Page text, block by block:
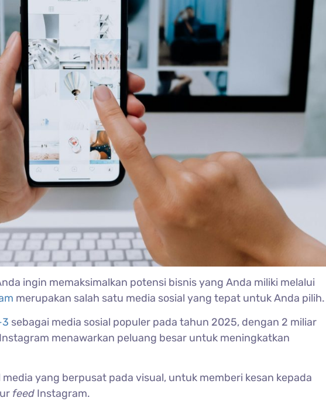
ingin memaksimalkan potensi bisnis yang Anda miliki melalui
merupakan salah satu media sosial yang tepat untuk Anda pilih.
sebagai media sosial populer pada tahun 2025, dengan 2 miliar
menawarkan peluang besar untuk meningkatkan
yang berpusat pada visual, untuk memberi kesan kepada
feed Instagram.